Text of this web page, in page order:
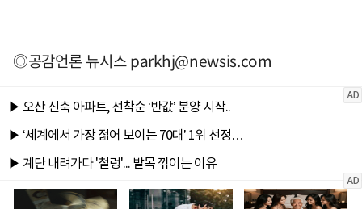
◎공감언론 뉴시스parkhj@newsis.com